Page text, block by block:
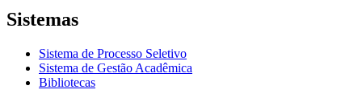
Sistemas
Sistema de Processo Seletivo
Sistema de Gestão Acadêmica
Bibliotecas